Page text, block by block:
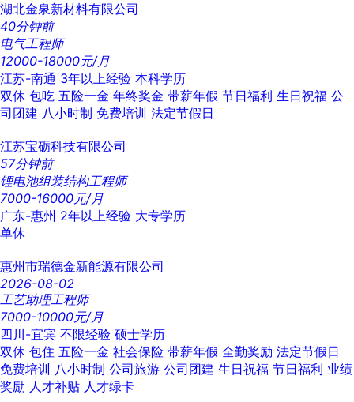
湖北金泉新材料有限公司
40分钟前
电气工程师
12000-18000元/月
江苏-南通 3年以上经验 本科学历
双休 包吃 五险一金 年终奖金 带薪年假 节日福利 生日祝福 公
司团建 八小时制 免费培训 法定节假日
江苏宝砺科技有限公司
57分钟前
锂电池组装结构工程师
7000-16000元/月
广东-惠州 2年以上经验 大专学历
单休
惠州市瑞德金新能源有限公司
2026-08-02
工艺助理工程师
7000-10000元/月
四川-宜宾 不限经验 硕士学历
双休 包住 五险一金 社会保险 带薪年假 全勤奖励 法定节假日
免费培训 八小时制 公司旅游 公司团建 生日祝福 节日福利 业绩
奖励 人才补贴 人才绿卡